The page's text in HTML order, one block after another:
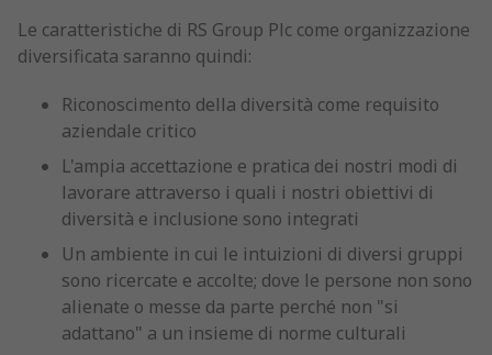
Le caratteristiche di RS Group Plc come organizzazione
diversificata saranno quindi:
Riconoscimento della diversità come requisito
aziendale critico
L'ampia accettazione e pratica dei nostri modi di
lavorare attraverso i quali i nostri obiettivi di
diversità e inclusione sono integrati
Un ambiente in cui le intuizioni di diversi gruppi
sono ricercate e accolte; dove le persone non sono
alienate o messe da parte perché non "si
adattano" a un insieme di norme culturali